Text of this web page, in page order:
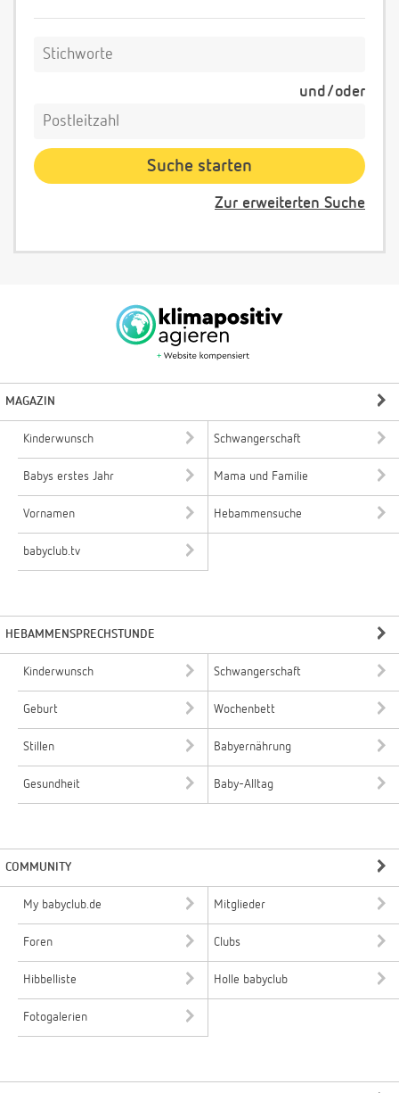
und/oder
Zur erweiterten Suche
MAGAZIN
Kinderwunsch Schwangerschaft
Babys erstes Jahr Mama und Familie
Vornamen Hebammensuche
babyclub.tv
HEBAMMENSPRECHSTUNDE
Kinderwunsch Schwangerschaft
Geburt Wochenbett
Stillen Babyernährung
Gesundheit Baby-Alltag
COMMUNITY
My babyclub.de Mitglieder
Foren Clubs
Hibbelliste Holle babyclub
Fotogalerien